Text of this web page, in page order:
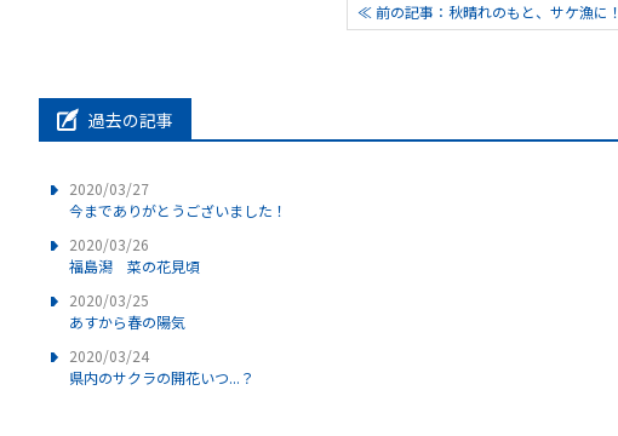
≪ 前の記事：秋晴れのもと、サケ漁に！
過去の記事
2020/03/27
今までありがとうございました！
2020/03/26
福島潟 菜の花見頃
2020/03/25
あすから春の陽気
2020/03/24
県内のサクラの開花いつ...？